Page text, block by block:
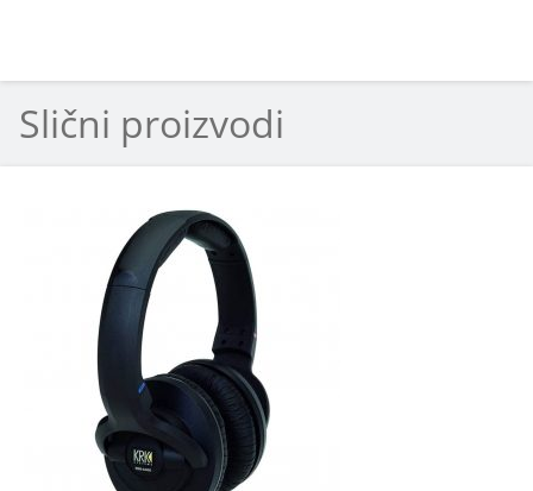
Slični proizvodi